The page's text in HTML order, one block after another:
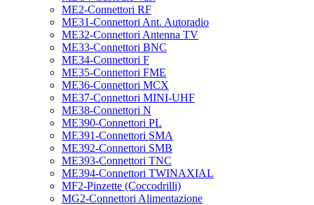
ME2-Connettori RF
ME31-Connettori Ant. Autoradio
ME32-Connettori Antenna TV
ME33-Connettori BNC
ME34-Connettori F
ME35-Connettori FME
ME36-Connettori MCX
ME37-Connettori MINI-UHF
ME38-Connettori N
ME390-Connettori PL
ME391-Connettori SMA
ME392-Connettori SMB
ME393-Connettori TNC
ME394-Connettori TWINAXIAL
MF2-Pinzette (Coccodrilli)
MG2-Connettori Alimentazione